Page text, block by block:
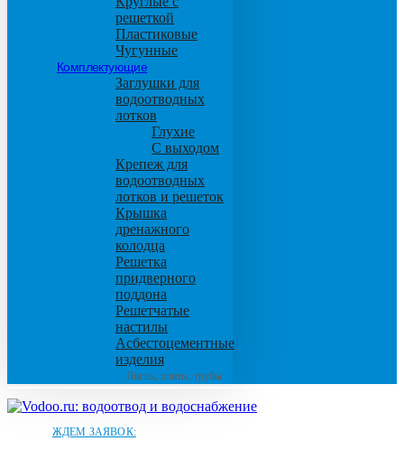
решеткой
Пластиковые
Чугунные
Комплектующие
Заглушки для
водоотводных
лотков
Глухие
С выходом
Крепеж для
водоотводных
лотков и решеток
Крышка
дренажного
колодца
Решетка
придверного
поддона
Решетчатые
настилы
Асбестоцементные
изделия
Листы, плиты, трубы
ЖДЕМ ЗАЯВОК: